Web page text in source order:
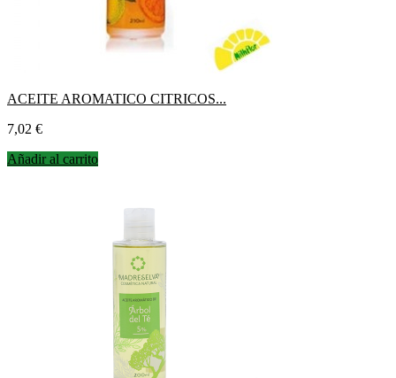
ACEITE AROMATICO CITRICOS...
Precio
7,02 €
Añadir al carrito